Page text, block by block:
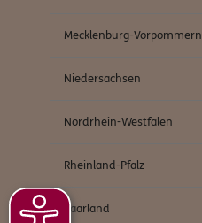
Mecklenburg-Vorpommern
Niedersachsen
Nordrhein-Westfalen
Rheinland-Pfalz
Saarland